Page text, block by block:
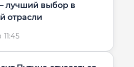
лучший выбор в
отрасли